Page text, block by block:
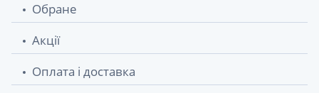
Обране
Акції
Оплата і доставка